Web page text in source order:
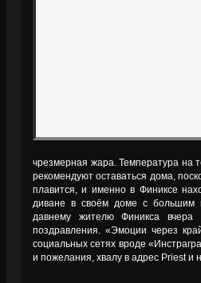
чрезмерная жара. Температура на
рекомендуют оставаться дома,
плавится, и именно в Финиксе
диване в своём доме с большим
давнему жителю Финикса
поздравления. «Эмоции через
социальных сетях вроде
и пожелания, хвалу в адрес Priest и